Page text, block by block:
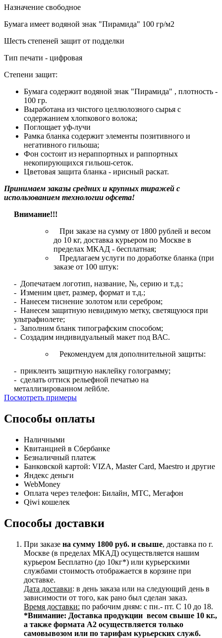
Назначение свободное
Бумага имеет водяной знак "Пирамида" 100 гр/м2
Шесть степеней защит от подделки
Тип печати - цифровая
Степени защит:
Бумага содержит водяной знак "Пирамида" , плотность -
100 гр.
Выработана из чистого целлюлозного сырья с
содержанием хлопкового волока;
Поглощает уф-лучи
Рамка бланка содержит элементы позитивного и
негативного гильоша;
Фон состоит из нераппортных и раппортных
некопирующихся гильош-сеток.
Цветовая защита бланка - ирисный раскат.
Принимаем заказы средних и крупных тиражей с
использованием технологии офсета!
Внимание!!!
При заказе на сумму от 1800 рублей и весом
до 10 кг, доставка курьером по Москве в
пределах МКАД - бесплатная;
Предлагаем услуги по доработке бланка (при
заказе от 100 штук:
- Допечатаем логотип, название, №, серию и т.д.;
- Изменим цвет, размер, формат и т.д.;
- Нанесем тиснение золотом или серебром;
- Нанесем защитную невидимую метку, светящуюся при
ультрафиолете;
- Заполним бланк типографским способом;
- Создадим индивидуальный макет под ВАС.
Рекомендуем для дополнительной защиты:
- приклеить защитную наклейку голограмму;
- сделать оттиск рельефной печатью на
металлизированном лейбле.
Посмотреть примеры
Способы оплаты
Наличными
Квитанцией в Сбербанке
Безналичный платеж
Банковской картой: VIZA, Master Card, Maestro и другие
Яндекс деньги
WebMoney
Оплата через телефон: Билайн, МТС, Мегафон
Qiwi кошелек
Способы доставки
При заказе на сумму 1800 руб. и свыше, доставка по г.
Москве (в пределах МКАД) осуществляется нашим
курьером Бесплатно (до 10кг*) или курьерскими
службами стоимость отображается в корзине при
доставке.
Дата доставки: в день заказа или на следующий день в
зависимости от того, как рано был сделан заказ.
Время доставки: по рабочим дням: с пн.- пт. С 10 до 18.
*Внимание: Доставка продукции весом свыше 10 кг.,
а также формата А2 осуществляется только
самовывозом или по тарифам курьерских служб.